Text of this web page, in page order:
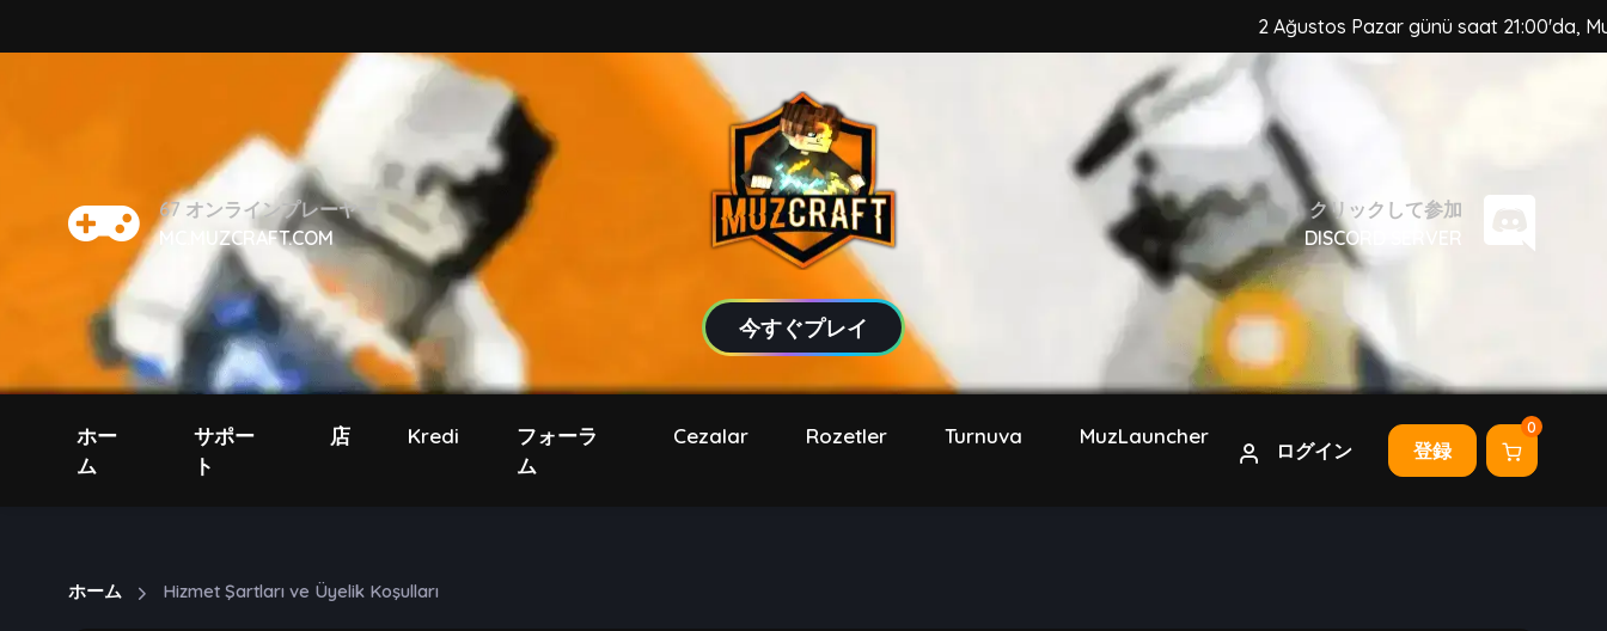
2 Ağustos Pazar günü saat 21:00'da, MuzCraft
67 オンラインプレーヤー
MC.MUZCRAFT.COM
今すぐプレイ
クリックして参加
DISCORD SERVER
ログイン 登録
0
ホー
ム
サポー
ト
店 Kredi
フォーラ
ム
Cezalar Rozetler Turnuva MuzLauncher
ホーム Hizmet Şartları ve Üyelik Koşulları